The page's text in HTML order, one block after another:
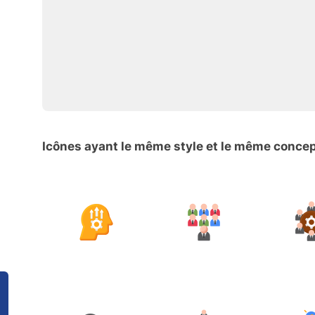
Icônes ayant le même style et le même